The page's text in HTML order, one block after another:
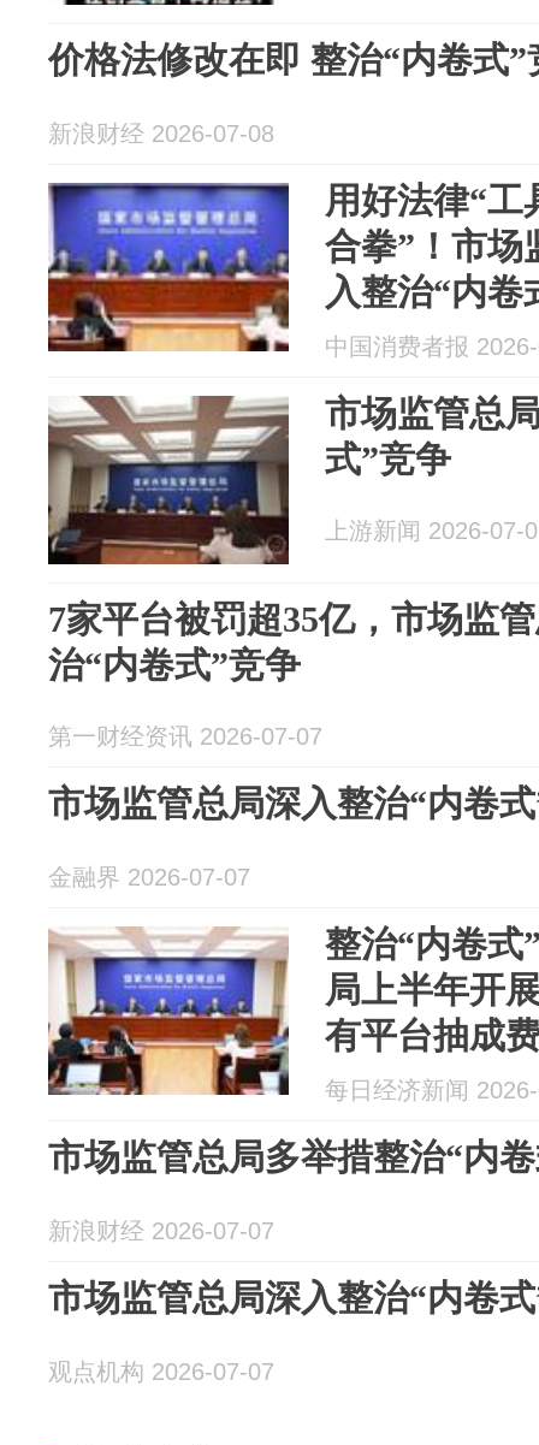
价格法修改在即 整治“内卷式
新浪财经 2026-07-08
用好法律“工
合拳”！市场
入整治“内卷
效
中国消费者报
市场监管总
式”竞争
上游新闻 2026-07-
7家平台被罚超35亿，市场监
治“内卷式”竞争
第一财经资讯 2026-07-07
市场监管总局深入整治“内卷
金融界 2026-07-07
整治“内卷式
局上半年开
有平台抽成
负超13亿元
每日经济新闻
市场监管总局多举措整治“内
新浪财经 2026-07-07
市场监管总局深入整治“内卷
观点机构 2026-07-07